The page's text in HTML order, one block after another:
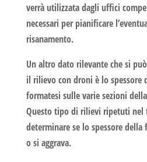
verrà utilizzata dagli uffici
necessari per pianificare
risanamento.
Un altro dato rilevante che si
il rilievo con droni è lo spessore
formatesi sulle varie sezioni
Questo tipo di rilievi ripetuti nel
determinare se lo spessore
o si aggrava.